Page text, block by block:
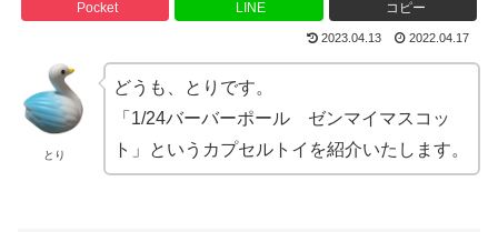
Pocket LINE コピー
2023.04.13 2022.04.17
とり
どうも、とりです。
「1/24バーバーポール ゼンマイマスコッ
ト」というカプセルトイを紹介いたします。